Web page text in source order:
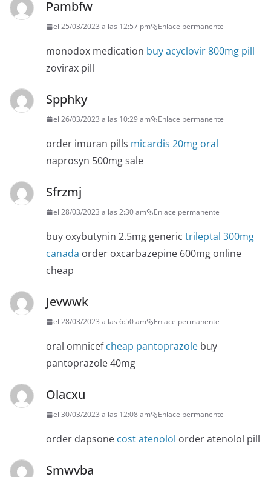
Pambfw
el 25/03/2023 a las 12:57 pm Enlace permanente
monodox medication buy acyclovir 800mg pill
zovirax pill
Spphky
el 26/03/2023 a las 10:29 am Enlace permanente
order imuran pills micardis 20mg oral
naprosyn 500mg sale
Sfrzmj
el 28/03/2023 a las 2:30 am Enlace permanente
buy oxybutynin 2.5mg generic trileptal 300mg
canada order oxcarbazepine 600mg online
cheap
Jevwwk
el 28/03/2023 a las 6:50 am Enlace permanente
oral omnicefcheap pantoprazole buy
pantoprazole 40mg
Olacxu
el 30/03/2023 a las 12:08 am Enlace permanente
order dapsone cost atenolol order atenolol pill
Smwvba